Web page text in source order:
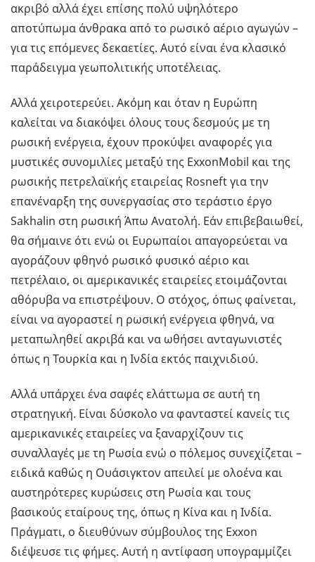
ακριβό αλλά έχει επίσης πολύ υψηλότερο
αποτύπωμα άνθρακα από το ρωσικό αέριο αγωγών –
για τις επόμενες δεκαετίες. Αυτό είναι ένα κλασικό
παράδειγμα γεωπολιτικής υποτέλειας.
Αλλά χειροτερεύει. Ακόμη και όταν η Ευρώπη
καλείται να διακόψει όλους τους δεσμούς με τη
ρωσική ενέργεια, έχουν προκύψει αναφορές για
μυστικές συνομιλίες μεταξύ της ExxonMobil και της
ρωσικής πετρελαϊκής εταιρείας Rosneft για την
επανέναρξη της συνεργασίας στο τεράστιο έργο
Sakhalin στη ρωσική Άπω Ανατολή. Εάν επιβεβαιωθεί,
θα σήμαινε ότι ενώ οι Ευρωπαίοι απαγορεύεται να
αγοράζουν φθηνό ρωσικό φυσικό αέριο και
πετρέλαιο, οι αμερικανικές εταιρείες ετοιμάζονται
αθόρυβα να επιστρέψουν. Ο στόχος, όπως φαίνεται,
είναι να αγοραστεί η ρωσική ενέργεια φθηνά, να
μεταπωληθεί ακριβά και να ωθήσει ανταγωνιστές
όπως η Τουρκία και η Ινδία εκτός παιχνιδιού.
Αλλά υπάρχει ένα σαφές ελάττωμα σε αυτή τη
στρατηγική. Είναι δύσκολο να φανταστεί κανείς τις
αμερικανικές εταιρείες να ξαναρχίζουν τις
συναλλαγές με τη Ρωσία ενώ ο πόλεμος συνεχίζεται –
ειδικά καθώς η Ουάσιγκτον απειλεί με ολοένα και
αυστηρότερες κυρώσεις στη Ρωσία και τους
βασικούς εταίρους της, όπως η Κίνα και η Ινδία.
Πράγματι, ο διευθύνων σύμβουλος της Exxon
διέψευσε τις φήμες. Αυτή η αντίφαση υπογραμμίζει